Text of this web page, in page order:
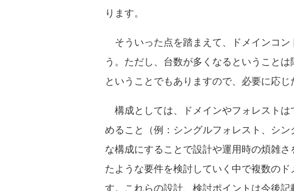
ります。
そういった点を踏まえて、ドメインコ
う。ただし、台数が多くなるということ
ということでもありますので、必要に応じ
構成としては、ドメインやフォレスト
めること（例：シングルフォレスト、シ
な構成にすることで設計や運用時の煩雑
たような要件を検討していく中で複数の
す。これらの設計、検討ポイントは今後記